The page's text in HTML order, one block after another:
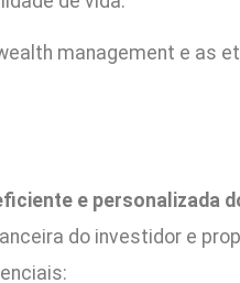
management e as
e personalizada
do investidor e